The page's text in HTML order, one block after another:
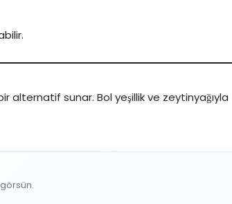
bir alternatif sunar. Bol yeşillik ve zeytinyağıyla